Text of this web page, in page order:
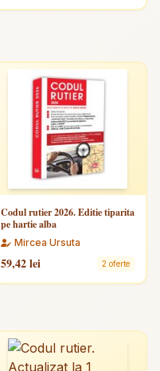
Codul rutier 2026. Editie tiparita
pe hartie alba
Mircea Ursuta
59,42 lei 2 oferte